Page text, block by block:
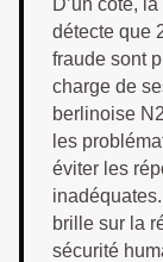
détecte que
fraude sont
charge de
berlinoise
les
éviter les
brille sur la
sécurité